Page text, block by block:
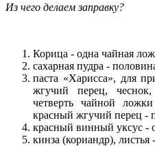
Из чего делаем заправку?
Корица - одна чайная
сахарная пудра -
паста «Харисса», для
жгучий перец,
четверть чайной
красный жгучий перец -
красный винный уксус -
кинза (кориандр),